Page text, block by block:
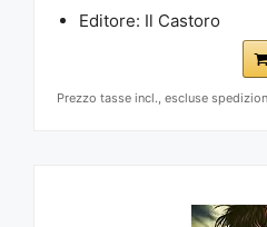
Editore: Il Castoro
Prezzo tasse incl., escluse